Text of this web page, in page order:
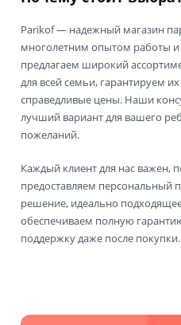
Parikof — надежный магазин
многолетним опытом работы
предлагаем широкий
для всей семьи, гарантируем
справедливые цены. Наши
лучший вариант для вашего
пожеланий.
Каждый клиент для нас важен,
предоставляем персональный
решение, идеально
обеспечиваем полную
поддержку даже после покупки.